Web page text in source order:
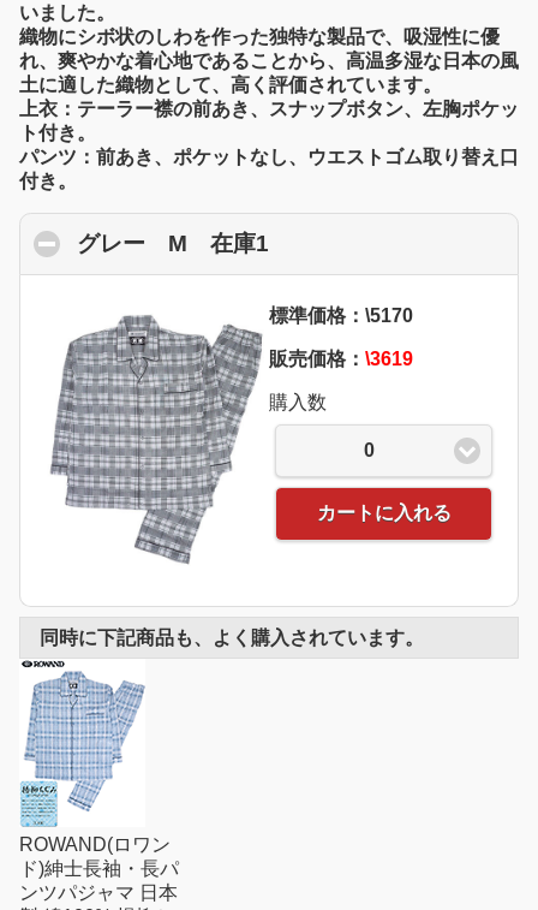
いました。
織物にシボ状のしわを作った独特な製品で、吸湿性に優
れ、爽やかな着心地であることから、高温多湿な日本の風
土に適した織物として、高く評価されています。
上衣：テーラー襟の前あき、スナップボタン、左胸ポケッ
ト付き。
パンツ：前あき、ポケットなし、ウエストゴム取り替え口
付き。
グレー M 在庫1
標準価格：\5170
販売価格： \3619
購入数
0
カートに入れる
同時に下記商品も、よく購入されています。
ROWAND(ロワン
ド)紳士長袖・長パ
ンツパジャマ 日本